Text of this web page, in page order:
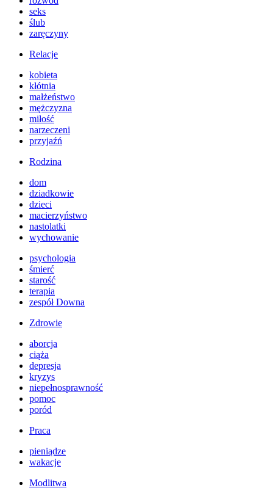
seks
ślub
zaręczyny
Relacje
kobieta
kłótnia
małżeństwo
mężczyzna
miłość
narzeczeni
przyjaźń
Rodzina
dom
dziadkowie
dzieci
macierzyństwo
nastolatki
wychowanie
psychologia
śmierć
starość
terapia
zespół Downa
Zdrowie
aborcja
ciąża
depresja
kryzys
niepełnosprawność
pomoc
poród
Praca
pieniądze
wakacje
Modlitwa